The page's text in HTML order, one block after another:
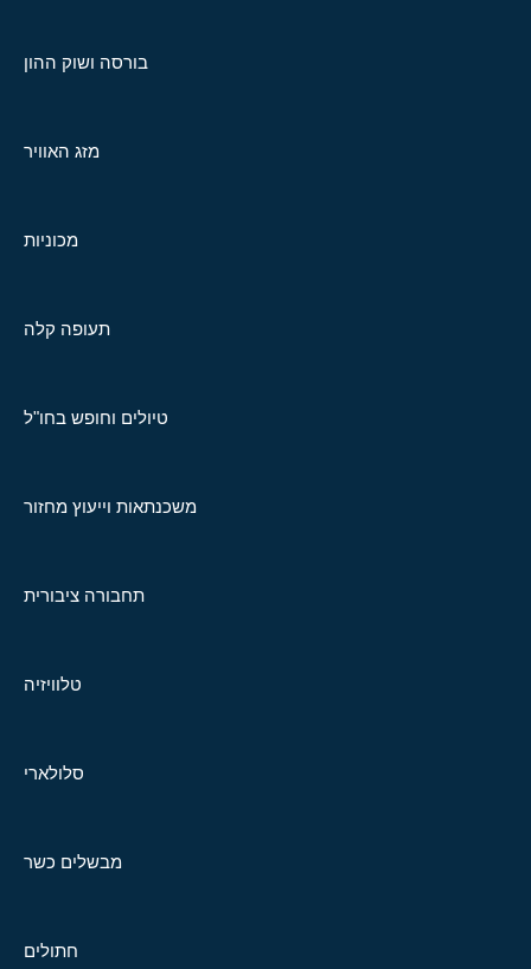
בורסה ושוק ההון
מזג האוויר
מכוניות
תעופה קלה
טיולים וחופש בחו"ל
משכנתאות וייעוץ מחזור
תחבורה ציבורית
טלוויזיה
סלולארי
מבשלים כשר
חתולים